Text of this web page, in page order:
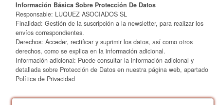
Información Básica Sobre Protección De Datos
Responsable: LUQUEZ ASOCIADOS SL
Finalidad: Gestión de la suscripción a la newsletter, para realizar los
envíos correspondientes.
Derechos: Acceder, rectificar y suprimir los datos, así como otros
derechos, como se explica en la información adicional.
Información adicional: Puede consultar la información adicional y
detallada sobre Protección de Datos en nuestra página web, apartado
Política de Privacidad